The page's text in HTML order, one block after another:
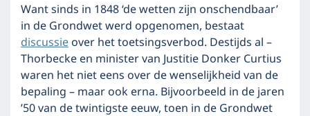
Want sinds in 1848 ‘de wetten zijn onschendbaar’
in de Grondwet werd opgenomen, bestaat
discussieover het toetsingsverbod. Destijds al –
Thorbecke en minister van Justitie Donker Curtius
waren het niet eens over de wenselijkheid van de
bepaling – maar ook erna. Bijvoorbeeld in de jaren
’50 van de twintigste eeuw, toen in de Grondwet